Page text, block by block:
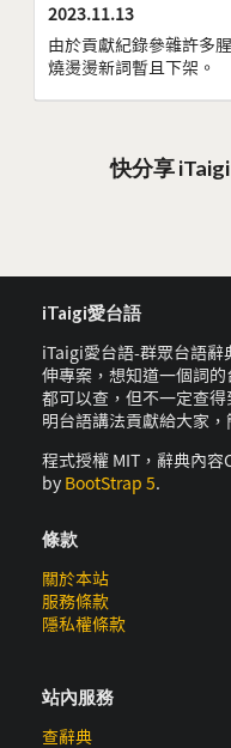
2023.11.13
由於貢獻紀錄參雜許多
燒燙燙新詞暫且下架。
快分享
iTaigi愛台語
iTaigi愛台語-群眾台語辭
伸專案，想知道一個詞
都可以查，但不一定查
明台語講法貢獻給大家
程式授權 MIT，辭典內
by BootStrap 5.
條款
關於本站
服務條款
隱私權條款
站內服務
查辭典